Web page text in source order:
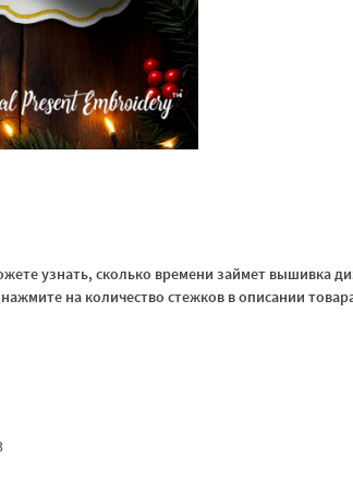
узнать, сколько времени займет вышивка
на количество стежков в описании